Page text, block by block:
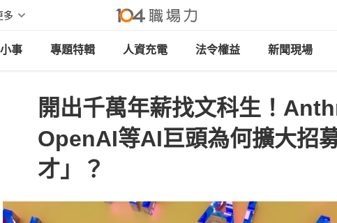
多
事 專題特輯 人資充電 法令權益 新聞現場
開出千萬年薪找文科生！
OpenAI等AI巨頭為何擴大招
才」？